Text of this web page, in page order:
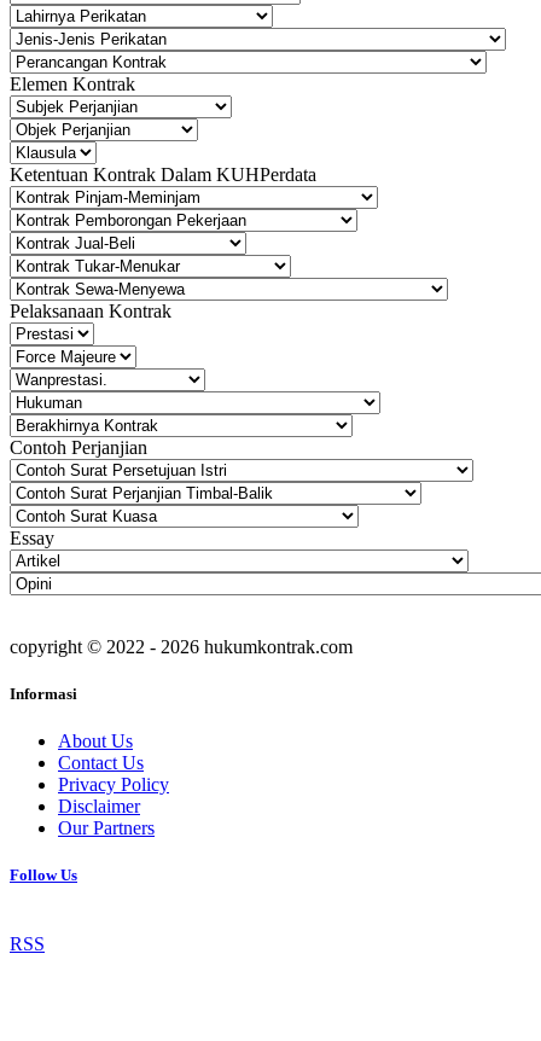
Elemen Kontrak
Ketentuan Kontrak Dalam KUHPerdata
Pelaksanaan Kontrak
Contoh Perjanjian
Essay
copyright © 2022 - 2026 hukumkontrak.com
Informasi
About Us
Contact Us
Privacy Policy
Disclaimer
Our Partners
Follow Us
RSS